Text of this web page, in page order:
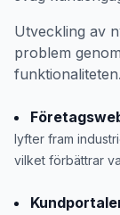
Utveckling av
problem
funktionaliteten.
lyfter fram
vilket förbättrar